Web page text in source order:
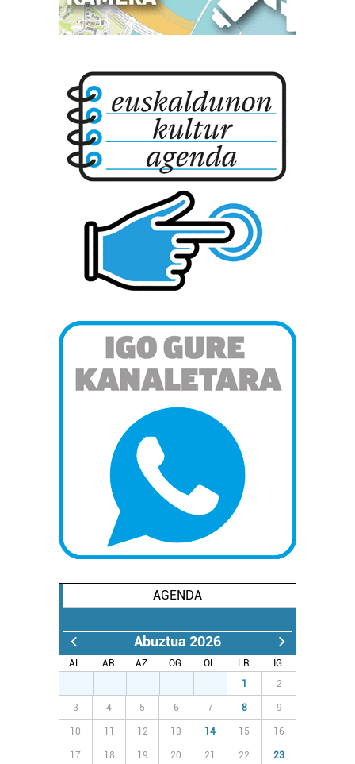
AGENDA
Abuztua 2026
AL. AR. AZ. OG. OL. LR.
IG.
1 2
3 4 5 6 7 8 9
10 11 12 13 14 15 16
17 18 19 20 21 22 23